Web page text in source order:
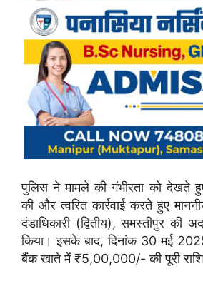
पुलिस ने मामले की गंभीरता को देखते
की और त्वरित कार्रवाई करते हुए
दंडाधिकारी (द्वितीय), समस्तीपुर की
किया। इसके बाद, दिनांक 30 मई
बैंक खाते में ₹5,00,000/- की पूरी राशि